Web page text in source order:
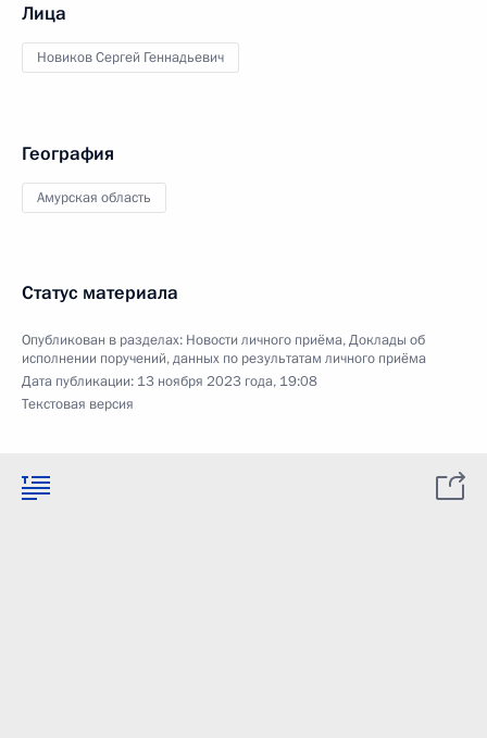
Лица
Новиков Сергей Геннадьевич
География
Амурская область
Статус материала
Опубликован в разделах: Новости личного приёма,Доклады об
исполнении поручений, данных по результатам личного приёма
Дата публикации: 13 ноября 2023 года, 19:08
Текстовая версия